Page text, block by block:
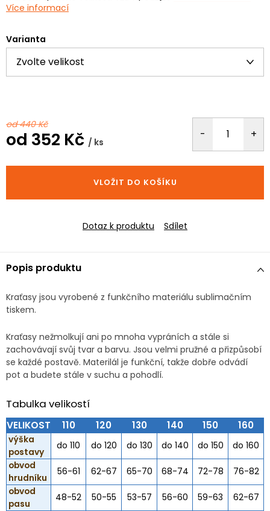
Více informací
Varianta
od 440 Kč
od 352 Kč / ks
cena:
VLOŽIT DO KOŠÍKU
Dotaz k produktu Sdílet
Popis produktu
Kraťasy jsou vyrobené z funkčního materiálu sublimačním
tiskem.
Kraťasy nežmolkují ani po mnoha vypráních a stále si
zachovávají svůj tvar a barvu. Jsou velmi pružné a přizpůsobí
se každé postavě. Materilál je funkční, takže dobře odvádí
pot a budete stále v suchu a pohodlí.
Tabulka velikostí
VELIKOST 110 120 130 140 150 160
výška
postavy
do 110 do 120 do 130 do 140 do 150
do 160
obvod
hrudníku
56-61 62-67 65-70 68-74 72-78
76-82
obvod
pasu
48-52 50-55 53-57 56-60 59-63
62-67